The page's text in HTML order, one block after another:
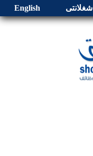
شغلانتى English